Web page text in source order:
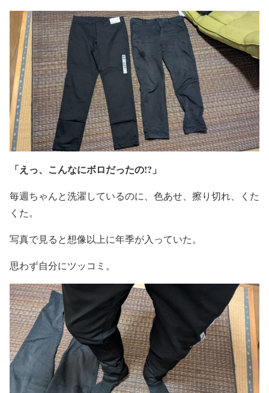
「えっ、こんなにボロだったの!?」
毎週ちゃんと洗濯しているのに、色あせ、擦り切れ、くた
くた。
写真で見ると想像以上に年季が入っていた。
思わず自分にツッコミ。